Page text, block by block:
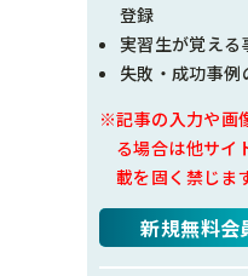
その他
登録
実習生が覚える
失敗・成功事例
※記事の入力や画
る場合は他サイ
載を固く禁じま
新規無料会